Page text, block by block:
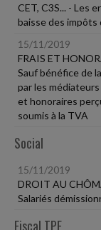
CET, C3S... - Les
baisse des
15/11/2019
FRAIS ET
Sauf bénéfice de
par les
et honoraires
soumis à la TVA
Social
15/11/2019
DROIT AU
Salariés
Fiscal TPE